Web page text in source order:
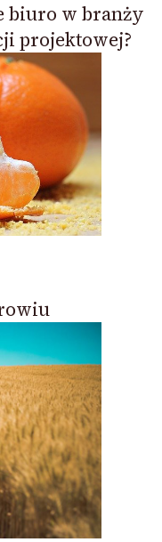
biuro w branży
projektowej?